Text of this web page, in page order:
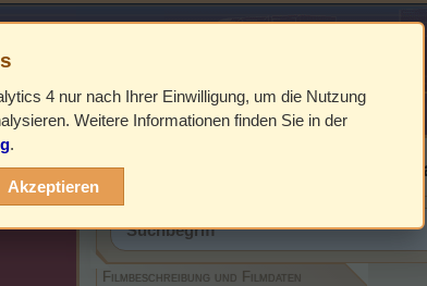
Filmbeschreibung, Cover & Blu-
Filmbeschreibung und Filmdaten
4 nur nach Ihrer Einwilligung, um die Nutzung
Weitere Informationen finden Sie in der
.
Akzeptieren